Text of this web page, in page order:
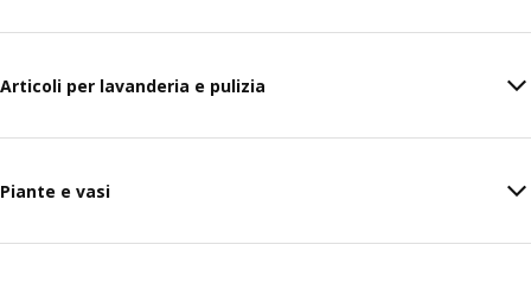
Articoli per lavanderia e pulizia
Piante e vasi